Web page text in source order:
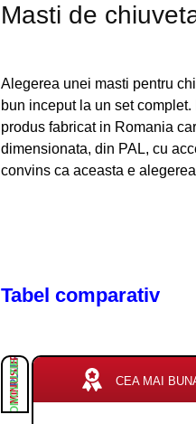
Masti de
Alegerea unei masti pentru
bun inceput la un set
produs fabricat in Romania
dimensionata, din PAL, cu
convins ca aceasta e
Tabel comparativ
PLUSURI
MINUSURI
CONCLUZIE CEA MAI